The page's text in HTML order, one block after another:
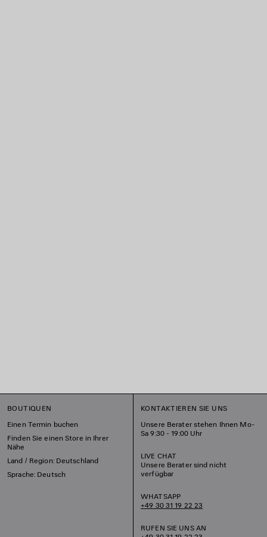
BOUTIQUEN
Einen Termin buchen
Finden Sie einen Store in Ihrer
Nähe
Land / Region: Deutschland
Sprache: Deutsch
KONTAKTIEREN SIE UNS
Unsere Berater stehen Ihnen Mo-
Sa 9:30 - 19:00 Uhr
LIVE CHAT
Unsere Berater sind nicht
verfügbar
WHATSAPP
+49 30 31 19 22 23
RUFEN SIE UNS AN